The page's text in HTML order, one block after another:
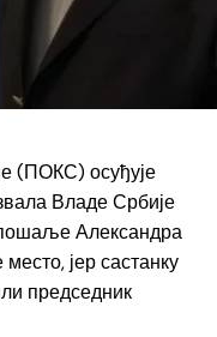
(ПОКС) осуђује
Владе Србије
Александра
јер састанку
председник